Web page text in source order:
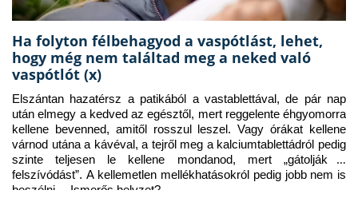
Ha folyton félbehagyod a vaspótlást, lehet,
hogy még nem találtad meg a neked való
vaspótlót (x)
Elszántan hazatérsz a patikából a vastablettával, de pár nap
után elmegy a kedved az egésztől, mert reggelente éhgyomorra
kellene bevenned, amitől rosszul leszel. Vagy órákat kellene
várnod utána a kávéval, a tejről meg a kalciumtablettádról pedig
szinte teljesen le kellene mondanod, mert „gátolják a
felszívódást”. A kellemetlen mellékhatásokról pedig jobb nem is
beszélni… Ismerős helyzet?